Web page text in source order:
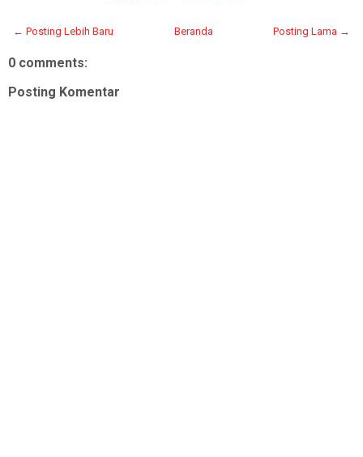
← Posting Lebih Baru Posting Lama →
Beranda
0 comments:
Posting Komentar